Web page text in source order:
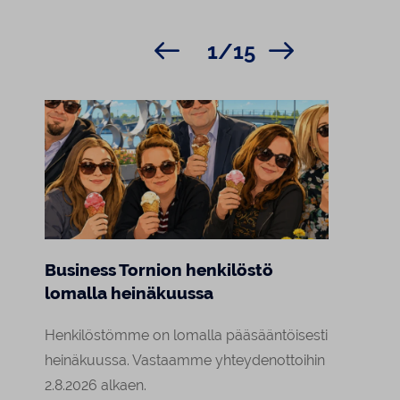
Business Tornion henkilöstö
lomalla heinäkuussa
Henkilöstömme on lomalla pääsääntöisesti
heinäkuussa. Vastaamme yhteydenottoihin
2.8.2026 alkaen.
1/15